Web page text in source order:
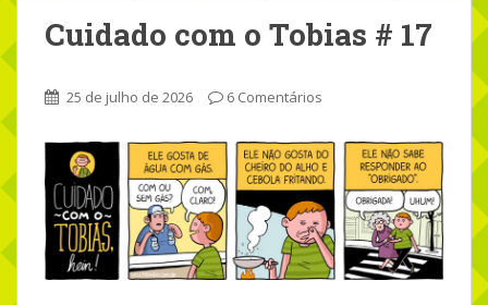
Cuidado com o Tobias # 17
25 de julho de 2026 6 Comentários